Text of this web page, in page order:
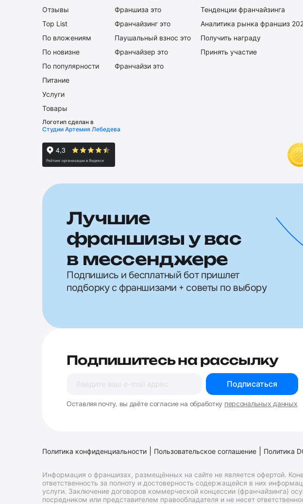
Отзывы
Top List
По вложениям
По новизне
По популярности
Питание
Услуги
Товары
Франшиза это
Франчайзинг это
Паушальный взнос это
Франчайзер это
Франчайзи это
Тенденции франчайзинга
Аналитика рынка франшиз
Получить награду
Принять участие
Логотип сделан в
Студии Артемия Лебедева
Лучшие
франшизы у вас
в мессенджере
Подпишись и бесплатный бот пришлет
подборку с франшизами + советы по выбору
Подпишитесь на рассылку
Подписаться
Оставляя почту, вы даёте согласие на обработку персональных данных
Политика конфиденциальности Пользовательское соглашение Политика
Информация о франшизах, размещённых на сайте не является офертой.
ответственность за полноту и достоверность содержащейся в них
услуги. Заключение договоров коммерческой концессии (франчайзинга)
посредником или представителем правообладателя и не несет